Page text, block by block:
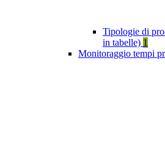
Tipologie di
in tabelle) 1
Monitoraggio tempi